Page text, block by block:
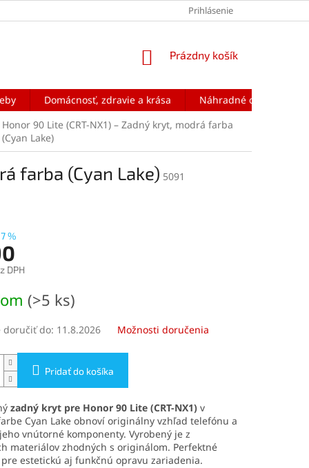
Prihlásenie
NÁKUPNÝ
Prázdny košík
Domácnosť, zdravie a krása Náhradné diely na
Honor 90 Lite (CRT-NX1) – Zadný kryt, modrá farba
(Cyan Lake)
farba (Cyan Lake) 5091
%
DPH
(>5 ks)
doručiť do: 11.8.2026 Možnosti doručenia
Pridať do košíka
zadný kryt pre Honor 90 Lite (CRT-NX1)v
Cyan Lake obnoví originálny vzhľad telefónu a
vnútorné komponenty. Vyrobený je z
materiálov zhodných s originálom. Perfektné
estetickú aj funkčnú opravu zariadenia.